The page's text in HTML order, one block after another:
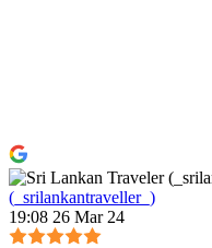
(_srilankantraveller_)
19:08 26 Mar 24